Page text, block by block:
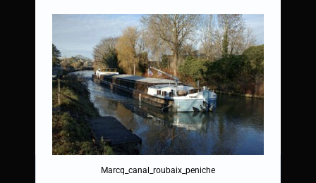
Marcq_canal_roubaix_peniche